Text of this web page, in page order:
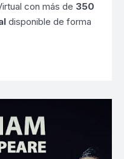
con más de 350
disponible de forma